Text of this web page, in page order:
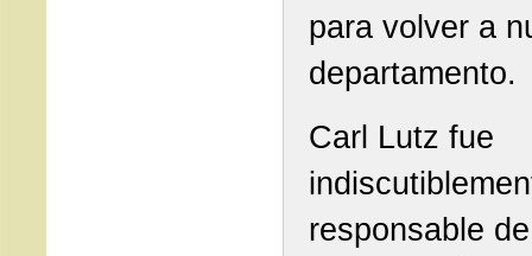
para volver a
departamento.
Carl Lutz fue
responsable de